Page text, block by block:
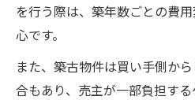
を行う際は、築年数ごとの費
心です。
また、築古物件は買い手側か
合もあり、売主が一部負担す